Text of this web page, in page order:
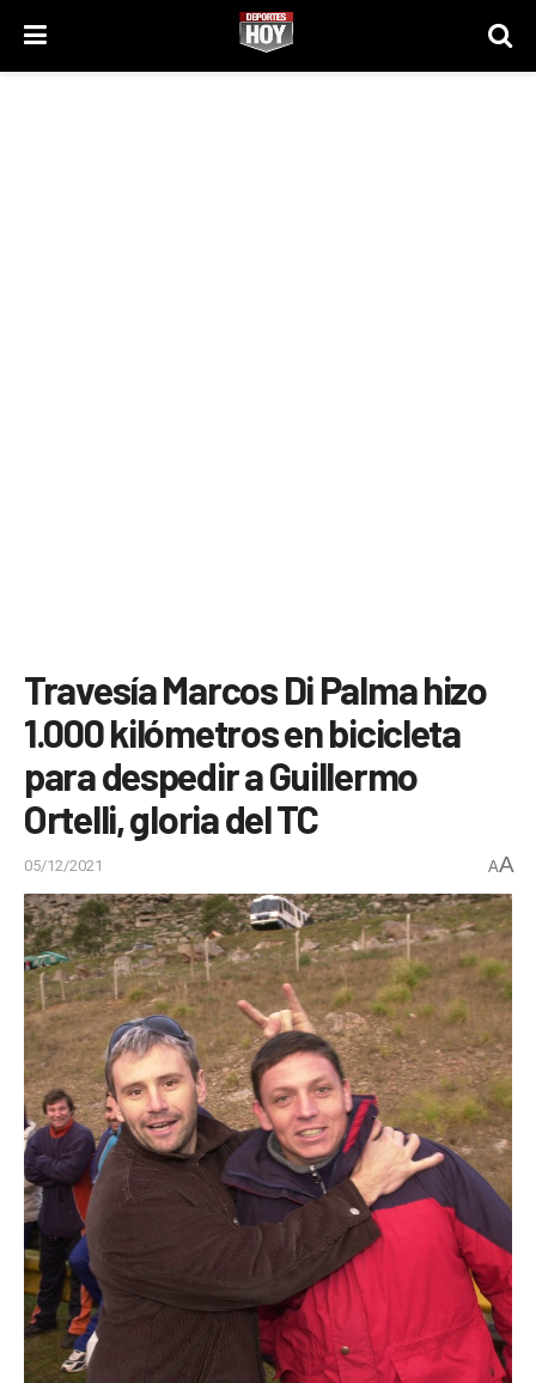
Travesía Marcos Di Palma hizo
1.000 kilómetros en bicicleta
para despedir a Guillermo
Ortelli, gloria del TC
05/12/2021 AA